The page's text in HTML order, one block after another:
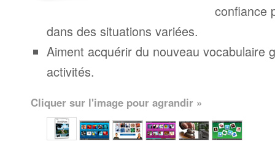
confiance
dans des situations variées.
Aiment acquérir du nouveau vocabulaire
activités.
Cliquer sur l'image pour agrandir »